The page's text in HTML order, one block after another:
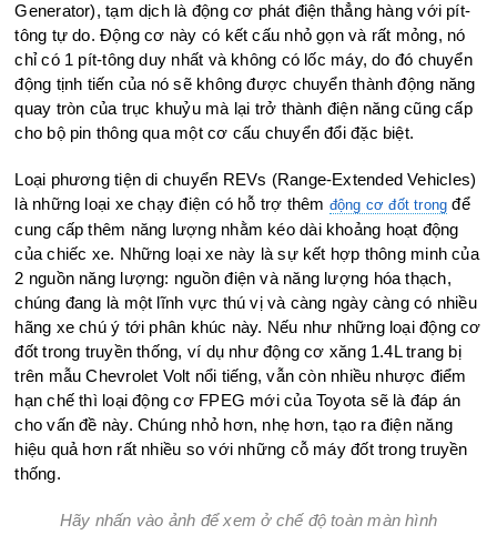
Generator), tạm dịch là động cơ phát điện thẳng hàng với pít-
tông tự do. Động cơ này có kết cấu nhỏ gọn và rất mỏng, nó
chỉ có 1 pít-tông duy nhất và không có lốc máy, do đó chuyển
động tịnh tiến của nó sẽ không được chuyển thành động năng
quay tròn của trục khuỷu mà lại trở thành điện năng cũng cấp
cho bộ pin thông qua một cơ cấu chuyển đổi đặc biệt.
Loại phương tiện di chuyển REVs (Range-Extended Vehicles)
là những loại xe chạy điện có hỗ trợ thêm động cơ đốt trong để
cung cấp thêm năng lượng nhằm kéo dài khoảng hoạt động
của chiếc xe. Những loại xe này là sự kết hợp thông minh của
2 nguồn năng lượng: nguồn điện và năng lượng hóa thạch,
chúng đang là một lĩnh vực thú vị và càng ngày càng có nhiều
hãng xe chú ý tới phân khúc này. Nếu như những loại động cơ
đốt trong truyền thống, ví dụ như động cơ xăng 1.4L trang bị
trên mẫu Chevrolet Volt nổi tiếng, vẫn còn nhiều nhược điểm
hạn chế thì loại động cơ FPEG mới của Toyota sẽ là đáp án
cho vấn đề này. Chúng nhỏ hơn, nhẹ hơn, tạo ra điện năng
hiệu quả hơn rất nhiều so với những cỗ máy đốt trong truyền
thống.
Hãy nhấn vào ảnh để xem ở chế độ toàn màn hình